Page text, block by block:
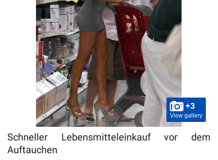
+3
View gallery
Schneller Lebensmitteleinkauf vor dem
Auftauchen